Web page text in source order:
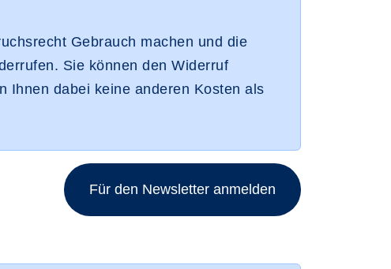
Gebrauch machen und die
Sie können den Widerruf
Ihnen dabei keine anderen Kosten als
Für den Newsletter anmelden